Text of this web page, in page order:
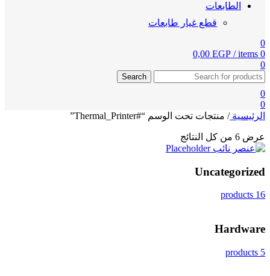
الطابعات
قطع غيار طابعات
0
0
items
/
0,00 EGP
0
Search
0
0
الرئيسية/ منتجات تحت الوسم “#Thermal_Printer”
عرض ⁦6⁩ من كل النتائج
Uncategorized
16 products
Hardware
5 products